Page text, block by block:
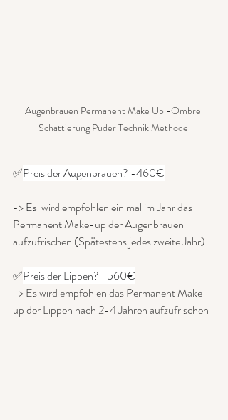
Augenbrauen Permanent Make Up -Ombre
Schattierung Puder Technik Methode
✅Preis der Augenbrauen? -460€
-> Es wird empfohlen ein mal im Jahr das
Permanent Make-up der Augenbrauen
aufzufrischen (Spätestens jedes zweite Jahr)
✅Preis der Lippen? -560€
-> Es wird empfohlen das Permanent Make-
up der Lippen nach 2-4 Jahren aufzufrischen